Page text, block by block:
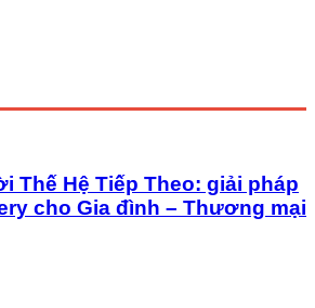
Thế Hệ Tiếp Theo: giải pháp
cho Gia đình – Thương mại